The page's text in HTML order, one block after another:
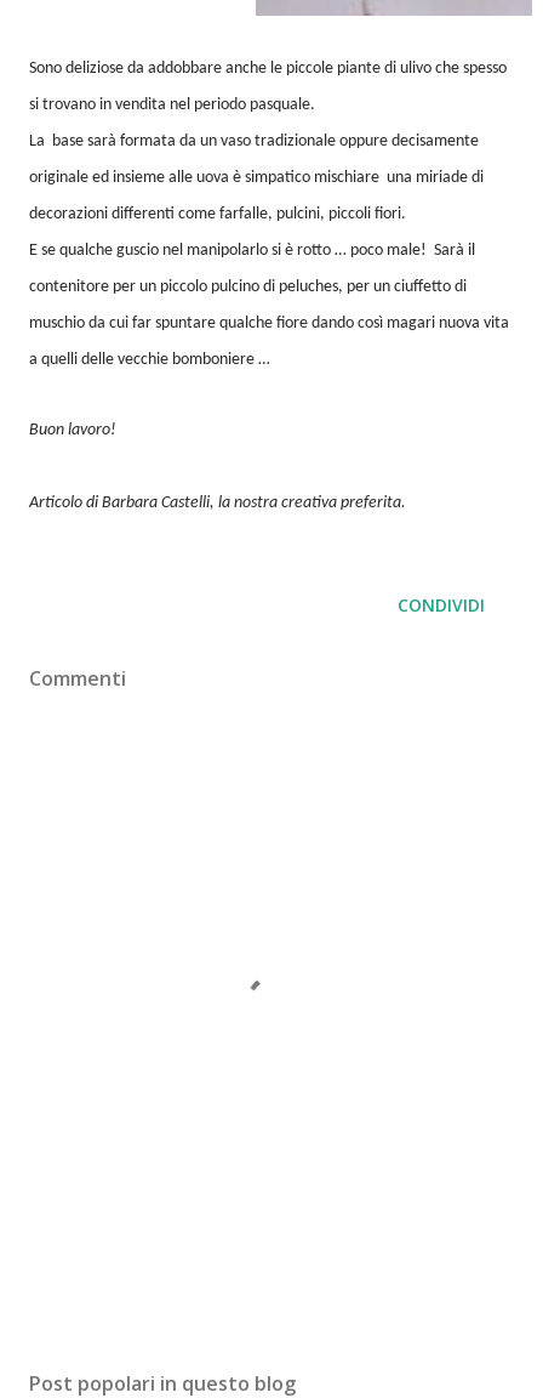
Sono deliziose da addobbare anche le piccole piante di ulivo che spesso
si trovano in vendita nel periodo pasquale.
La base sarà formata da un vaso tradizionale oppure decisamente
originale ed insieme alle uova è simpatico mischiare una miriade di
decorazioni differenti come farfalle, pulcini, piccoli fiori.
E se qualche guscio nel manipolarlo si è rotto … poco male! Sarà il
contenitore per un piccolo pulcino di peluches, per un ciuffetto di
muschio da cui far spuntare qualche fiore dando così magari nuova vita
a quelli delle vecchie bomboniere …
Buon lavoro!
Articolo di Barbara Castelli, la nostra creativa preferita.
CONDIVIDI
Commenti
Post popolari in questo blog